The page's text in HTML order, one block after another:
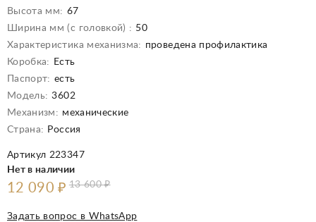
Высота мм: 67
Ширина мм (с головкой) : 50
Характеристика механизма: проведена профилактика
Коробка:
Есть
Паспорт: есть
Модель: 3602
Механизм: механические
Страна: Россия
Артикул 223347
Нет в наличии
12 090₽ 13 600₽
Задать вопрос в WhatsApp